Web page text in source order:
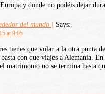
y donde no podéis dejar
del mundo | Says:
at 9:05
tienes que volar a la otra punta
con que viajes a Alemania.
matrimonio no se termina hasta